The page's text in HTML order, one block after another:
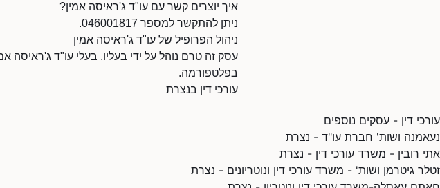
איך יוצרים קשר עם עו"ד ג'ראיסה אמין?
ניתן להתקשר למספר 046001817.
ניהול הפרופיל של עו"ד ג'ראיסה אמין
עסק זה טרם נוהל על ידי בעליו. בעלי עו"ד ג'ראיסה
בפלטפורמה.
עורכי דין בנצרת
עורכי דין - עסקים נוספים
נעאמנה ושות' חברת עו"ד - נצרת
אתי רובין - משרד עורכי דין - נצרת
זטלר גיטרמן ושות' - משרד עורכי דין ונוטריונים - נצרת